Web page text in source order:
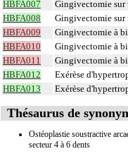
HBFA007 Gingivectomie sur
HBFA008 Gingivectomie sur
HBFA009 Gingivectomie à
HBFA010 Gingivectomie à
HBFA011 Gingivectomie à
HBFA012 Exérèse
HBFA013 Exérèse
Thésaurus de
Ostéoplastie soustractive
secteur 4 à 6 dents